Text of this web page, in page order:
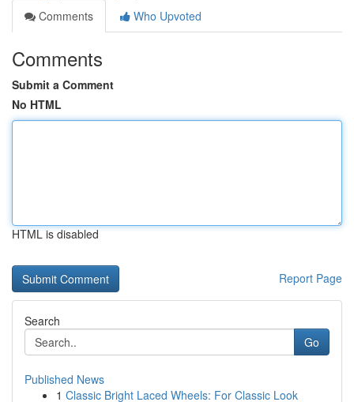
Comments
Who Upvoted
Comments
Submit a Comment
No HTML
HTML is disabled
Report Page
Search
Go
Published News
1 Classic Bright Laced Wheels: For Classic Look